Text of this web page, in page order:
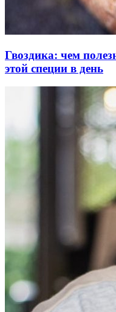
Гвоздика: чем
этой специи в день